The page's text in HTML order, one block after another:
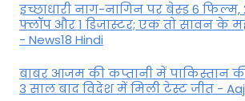
इच्छाधारी नाग-नागिन पर बेस्ड 6 फिल्म,
फ्लॉप और 1 डिजास्टर; एक तो सावन के
- News18 Hindi
बाबर आजम की कप्तानी में पाकिस्तान
3 साल बाद विदेश में मिली टेस्ट जीत - Aaj